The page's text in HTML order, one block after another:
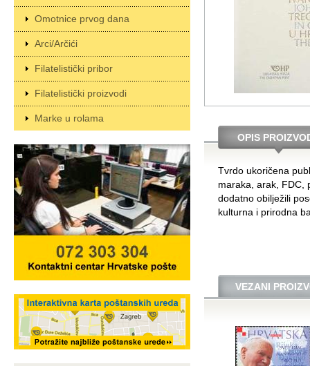
Omotnice prvog dana
Arci/Arčići
Filatelistički pribor
Filatelistički proizvodi
Marke u rolama
OPIS
Tvrdo ukoričena
maraka, arak, FDC,
dodatno obilježili
kulturna i prirodna
VEZANI